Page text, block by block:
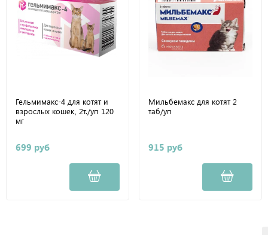
Гельмимакс-4 для котят и
взрослых кошек, 2т./уп 120
мг
699 руб
Мильбемакс для котят 2
таб/уп
915 руб